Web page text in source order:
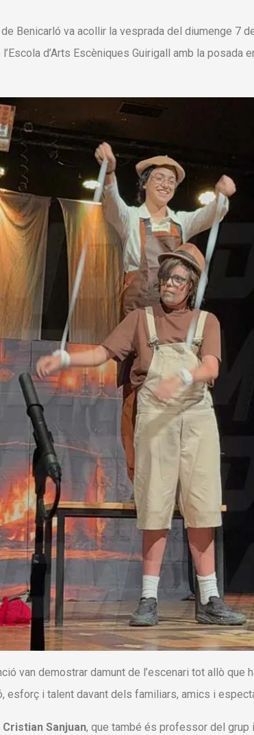
Benicarló va acollir la vesprada del diumenge 7
d’Arts Escèniques Guirigall amb la posada
van demostrar damunt de l’escenari tot allò que
esforç i talent davant dels familiars, amics i
Cristian Sanjuan, que també és professor del grup